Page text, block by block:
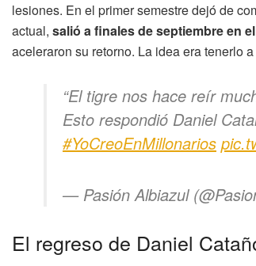
lesiones. En el primer semestre dejó de
actual, salió a finales de septiembre en
aceleraron su retorno. La idea era tenerlo
“El tigre nos hace reír
Esto respondió Daniel
#YoCreoEnMillonarios
— Pasión Albiazul
El regreso de Daniel